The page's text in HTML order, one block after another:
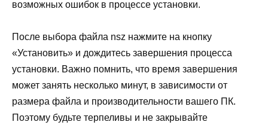
возможных ошибок в процессе установки.
После выбора файла nsz нажмите на кнопку
«Установить» и дождитесь завершения процесса
установки. Важно помнить, что время завершения
может занять несколько минут, в зависимости от
размера файла и производительности вашего ПК.
Поэтому будьте терпеливы и не закрывайте